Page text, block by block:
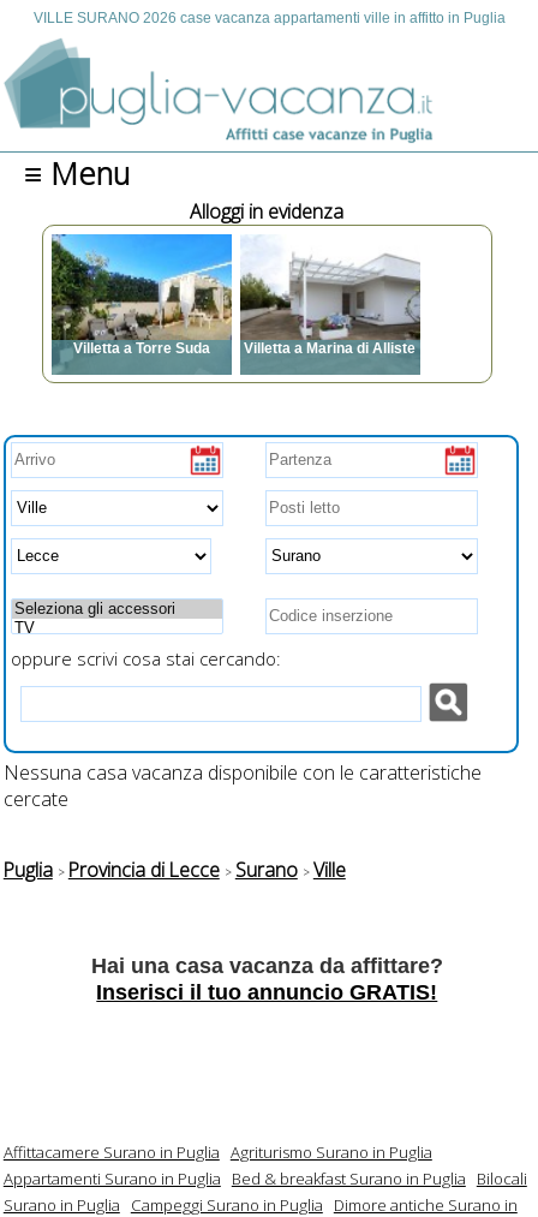
VILLE SURANO 2026 case vacanza appartamenti ville in affitto in Puglia
≡ Menu
Alloggi in evidenza
a Torre Suda
letto: da 2 a 14
ammessi, Vista
Barbecue, Spazi
Zanzariere,
WI FI gratuito,
Parcheggio
recintati
Villetta a Marina di Alliste
Posti letto: da 3 a 7
Animali ammessi,
Barbecue, Spazi esterni,
Zanzariere, Internet
oppure scrivi cosa stai cercando:
Nessuna casa vacanza disponibile con le caratteristiche
cercate
Puglia Provincia di Lecce Surano Ville
Hai una casa vacanza da affittare?
Inserisci il tuo annuncio GRATIS!
Affittacamere Surano in Puglia Agriturismo Surano in Puglia
Appartamenti Surano in Puglia
Bed & breakfast Surano in Puglia
Bilocali
Surano in Puglia
Campeggi Surano in Puglia
Dimore antiche Surano in